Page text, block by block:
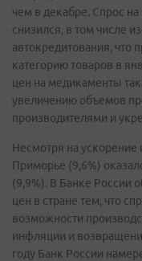
чем в декабре. Спрос
снизился, в том числе
автокредитования, что
категорию товаров в
цен на медикаменты
увеличению объемов
производителями и
Несмотря на ускорение
Приморье (9,6%)
(9,9%). В Банке России
цен в стране тем, что
возможности
инфляции и
году Банк России